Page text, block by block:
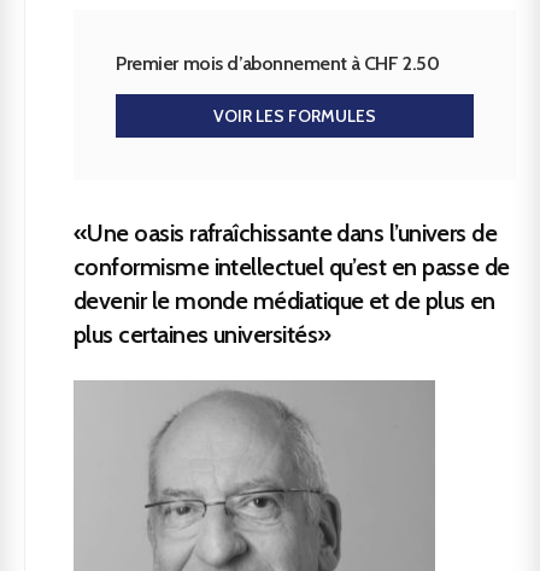
Premier mois d’abonnement à CHF 2.50
VOIR LES FORMULES
«Une oasis rafraîchissante dans l’univers de
conformisme intellectuel qu’est en passe de
devenir le monde médiatique et de plus en
plus certaines universités»